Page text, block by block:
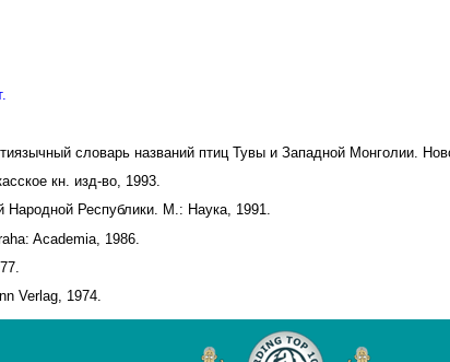
словарь названий птиц Тувы и Западной Монголии.
кн. изд-во, 1993.
Республики. М.: Наука, 1991.
Academia, 1986.
Verlag, 1974.